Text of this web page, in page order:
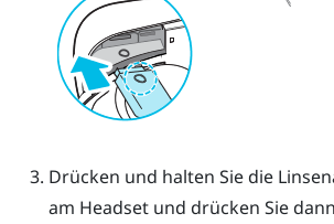
Drücken und halten Sie die
am Headset und drücken Sie